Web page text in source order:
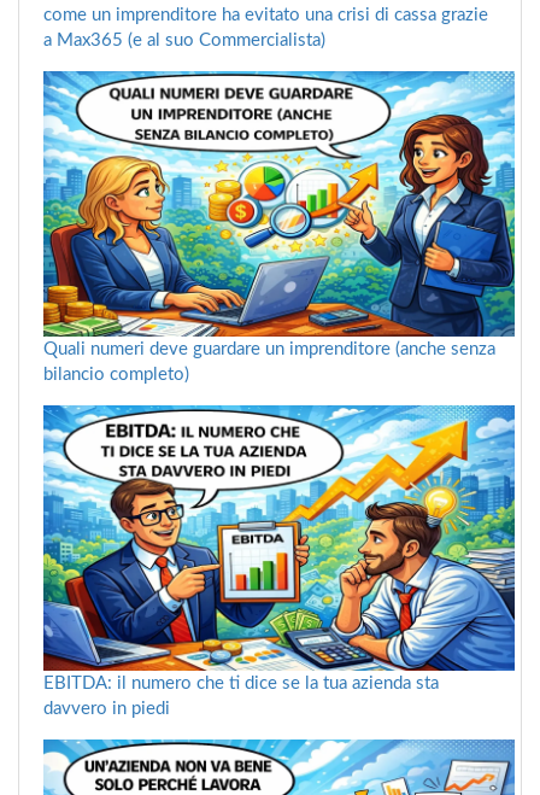
come un imprenditore ha evitato una crisi di cassa grazie
a Max365 (e al suo Commercialista)
Quali numeri deve guardare un imprenditore (anche senza
bilancio completo)
EBITDA: il numero che ti dice se la tua azienda sta
davvero in piedi